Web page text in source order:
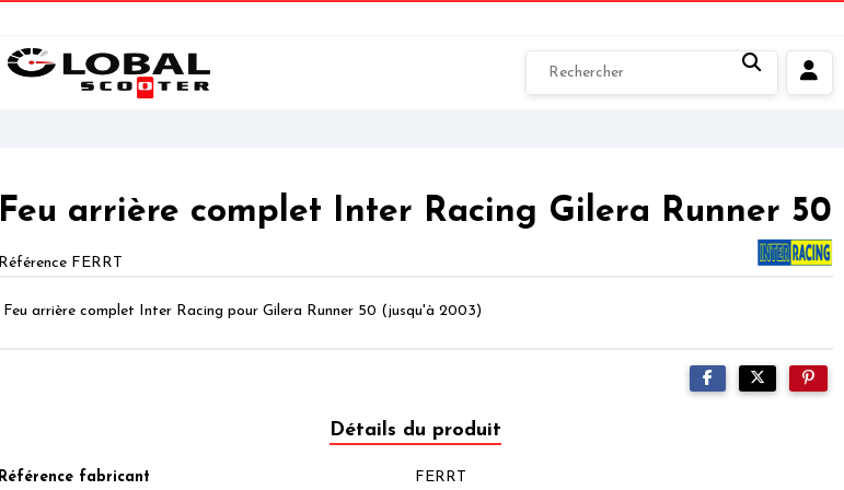
Feu arrière complet Inter Racing Gilera Runner 50
Référence FERRT
Feu arrière complet Inter Racing pour Gilera Runner 50 (jusqu'à 2003)
Détails du produit
Référence fabricant FERRT